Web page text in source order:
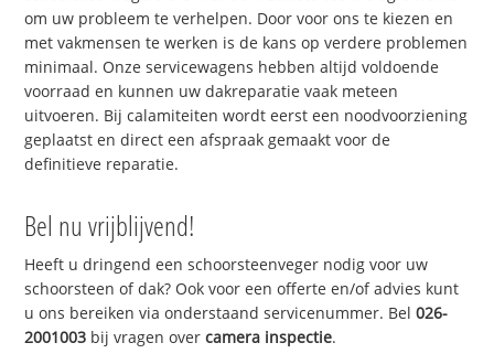
om uw probleem te verhelpen. Door voor ons te kiezen en
met vakmensen te werken is de kans op verdere problemen
minimaal. Onze servicewagens hebben altijd voldoende
voorraad en kunnen uw dakreparatie vaak meteen
uitvoeren. Bij calamiteiten wordt eerst een noodvoorziening
geplaatst en direct een afspraak gemaakt voor de
definitieve reparatie.
Bel nu vrijblijvend!
Heeft u dringend een schoorsteenveger nodig voor uw
schoorsteen of dak? Ook voor een offerte en/of advies kunt
u ons bereiken via onderstaand servicenummer. Bel026-
2001003 bij vragen overcamera inspectie.